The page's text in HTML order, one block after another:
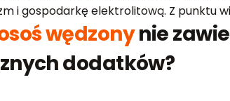
i gospodarkę elektrolitową. Z punktu
wędzonynie
dodatków?